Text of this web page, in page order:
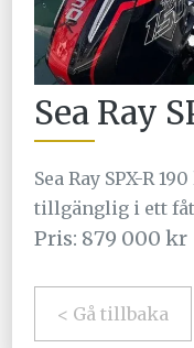
Sea Ray
Sea Ray SPX-R
tillgänglig i ett
Pris: 879 000 kr
< Gå tillbaka